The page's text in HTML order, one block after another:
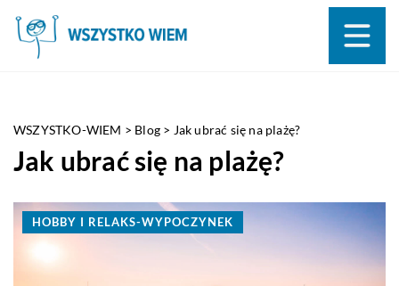
WSZYSTKO-WIEM > Blog > Jak ubrać się na plażę?
Jak ubrać się na plażę?
HOBBY I RELAKS-WYPOCZYNEK